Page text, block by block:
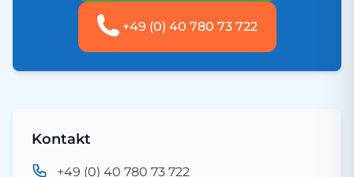
+49 (0) 40 780 73 722
Kontakt
+49 (0) 40 780 73 722